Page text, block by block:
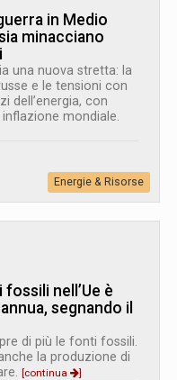
in Medio
minacciano
una nuova stretta: la
e le tensioni con
dell’energia, con
mondiale.
Energie & Risorse
nell’Ue è
segnando il
di più le fonti fossili.
la produzione di
[continua
]